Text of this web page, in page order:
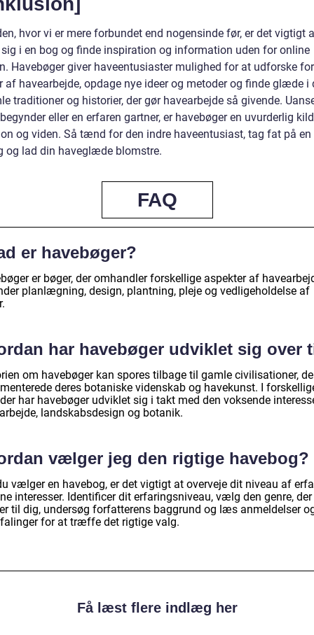
hvor vi er mere forbundet end nogensinde før, er det vigtigt
i en bog og finde inspiration og information uden for online
Havebøger giver haveentusiaster mulighed for at udforske
af havearbejde, opdage nye ideer og metoder og finde glæde i
traditioner og historier, der gør havearbejde så givende.
eller en erfaren gartner, er havebøger en uvurderlig
og viden. Så tænd for den indre haveentusiast, tag fat på en
og lad din haveglæde blomstre.
FAQ
er havebøger?
er bøger, der omhandler forskellige aspekter af
planlægning, design, plantning, pleje og vedligeholdelse af
har havebøger udviklet sig over
om havebøger kan spores tilbage til gamle civilisationer,
deres botaniske videnskab og havekunst. I
har havebøger udviklet sig i takt med den voksende
landskabsdesign og botanik.
vælger jeg den rigtige havebog?
vælger en havebog, er det vigtigt at overveje dit niveau af
interesser. Identificer dit erfaringsniveau, vælg den genre, der
til dig, undersøg forfatterens baggrund og læs anmeldelser
for at træffe det rigtige valg.
Få læst flere indlæg her